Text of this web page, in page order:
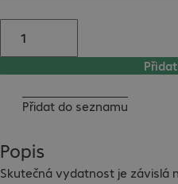
Přidat do seznamu
Popis
Skutečná vydatnost je závislá